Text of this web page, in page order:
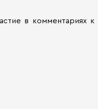
в комментариях